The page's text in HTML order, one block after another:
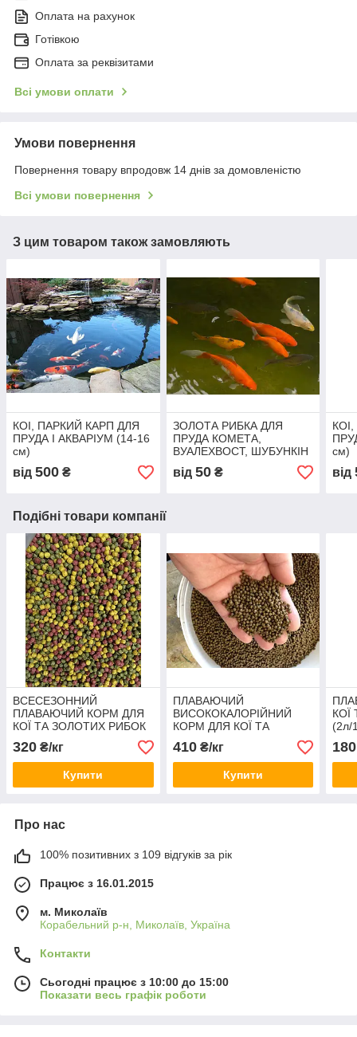
Оплата на рахунок
Готівкою
Оплата за реквізитами
Всі умови оплати
Умови повернення
Повернення товару впродовж 14 днів за домовленістю
Всі умови повернення
З цим товаром також замовляють
КОІ, ПАРКИЙ КАРП ДЛЯ
ПРУДА І АКВАРІУМ (14-16
см)
від 500 ₴
ЗОЛОТА РИБКА ДЛЯ
ПРУДА КОМЕТА,
ВУАЛЕХВОСТ, ШУБУНКІН
(4-6 см)
від 50₴
см)
від
Подібні товари компанії
ВСЕСЕЗОННИЙ
ПЛАВАЮЧИЙ КОРМ ДЛЯ
КОЇ ТА ЗОЛОТИХ РИБОК
(2 л/1кг), Duna mix (Дюна
мікс) 6 мм
320 ₴/кг
Купити
ПЛАВАЮЧИЙ
ВИСОКОКАЛОРІЙНИЙ
КОРМ ДЛЯ КОЇ ТА
ЗОЛОТИХ РИБОК, Royal
Diet Color преміумкласу 3
мм
410₴/кг
Купити
КОЇ
(2л/
180
Про нас
100% позитивних з 109 відгуків за рік
Працює з 16.01.2015
м. Миколаїв
Корабельний р-н, Миколаїв, Україна
Контакти
Сьогодні працює з 10:00 до 15:00
Показати весь графік роботи